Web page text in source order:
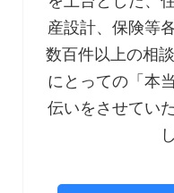
産設計、保険等
数百件以上の相
にとっての「本
伝いをさせてい